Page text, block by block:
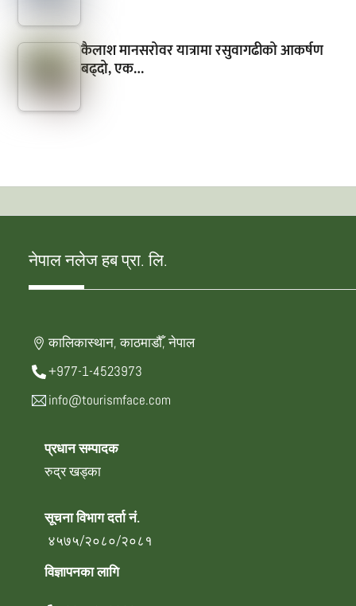
कैलाश मानसरोवर यात्रामा रसुवागढीको आकर्षण
बढ्दो, एक…
नेपाल नलेज हब प्रा. लि.
कालिकास्थान, काठमाडौँ, नेपाल
+977-1-4523973
info@tourismface.com
प्रधान सम्पादक
रुद्र खड्का
सूचना विभाग दर्ता नं.
४५७५/२०८०/२०८१
विज्ञापनका लागि